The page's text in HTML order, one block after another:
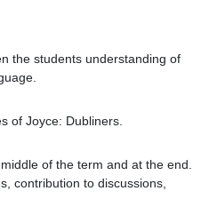
the students understanding of
of Joyce: Dubliners.
of the term and at the end.
contribution to discussions,